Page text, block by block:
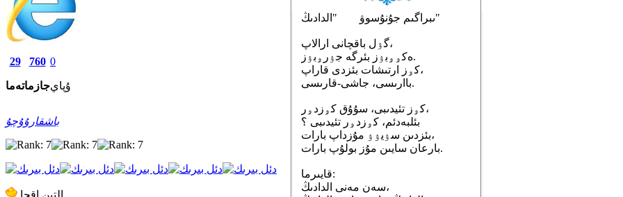
29
تەما
760
جازما
0
ۇپاي
باشقارۇۇچۇ
التىن اقچا
ىبراگىم جۇنۇسوۋ "الدادىڭ"
گۉل باقچانى ارالاپ،
ەكۅۅبۉز بئرگە جۉرۅبۉز.
كۅز ارتىشات بئزدى قاراپ،
باارىسى، جاشى-قارىسى.
كۅز تئيدىبى، سۇۇق كۅزدۅر،
بئلبەدئم، كۅزدۅر تئيدىبى ؟
بئزدىن سۉيۉۉ مۇزداپ بارات،
بارعان سايىن مۇز بولۇپ بارات.
قايىرما:
سەن مەنى الدادىڭ،